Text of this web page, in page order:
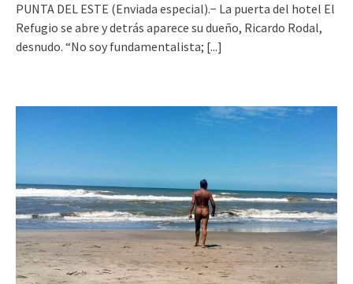
PUNTA DEL ESTE (Enviada especial).− La puerta del hotel El
Refugio se abre y detrás aparece su dueño, Ricardo Rodal,
desnudo. “No soy fundamentalista; [...]